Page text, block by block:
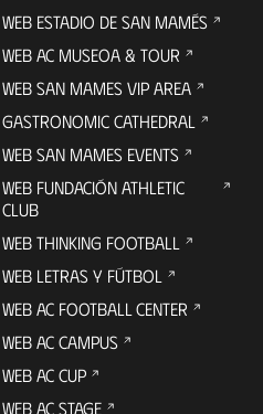
WEB ESTADIO DE SAN MAMÉS
WEB AC MUSEOA & TOUR
WEB SAN MAMES VIP AREA
GASTRONOMIC CATHEDRAL
WEB SAN MAMES EVENTS
WEB FUNDACIÓN ATHLETIC
CLUB
WEB THINKING FOOTBALL
WEB LETRAS Y FÚTBOL
WEB AC FOOTBALL CENTER
WEB AC CAMPUS
WEB AC CUP
WEB AC STAGE